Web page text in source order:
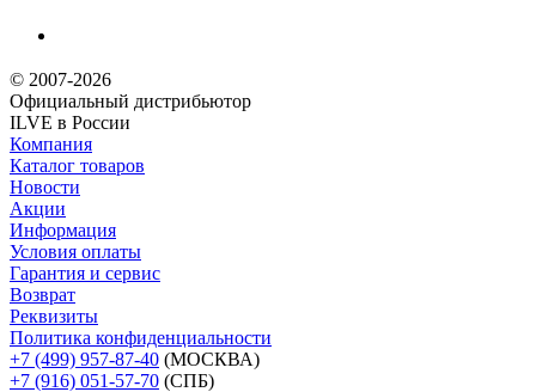
© 2007-2026
Официальный дистрибьютoр
ILVE в России
Компания
Каталог товаров
Новости
Акции
Информация
Условия оплаты
Гарантия и сервис
Возврат
Реквизиты
Политика конфиденциальности
+7 (499) 957-87-40 (МОСКВА)
+7 (916) 051-57-70 (СПБ)